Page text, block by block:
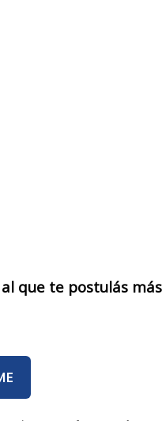
que te postulás más